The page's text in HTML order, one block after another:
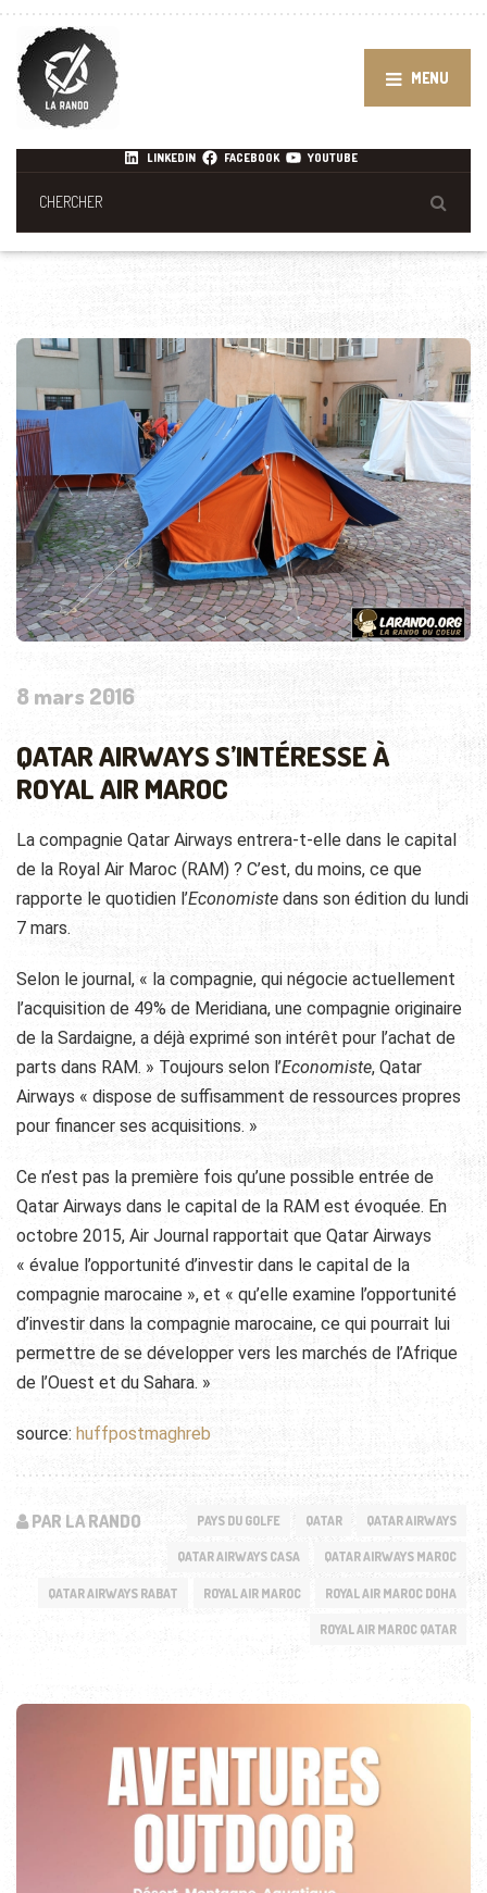
MENU
LINKEDIN FACEBOOK YOUTUBE
8 mars 2016
QATAR AIRWAYS S’INTÉRESSE À
ROYAL AIR MAROC
La compagnie Qatar Airways entrera-t-elle dans le capital
de la Royal Air Maroc (RAM) ? C’est, du moins, ce que
rapporte le quotidien l’Economiste dans son édition du lundi
7 mars.
Selon le journal, « la compagnie, qui négocie actuellement
l’acquisition de 49% de Meridiana, une compagnie originaire
de la Sardaigne, a déjà exprimé son intérêt pour l’achat de
parts dans RAM. » Toujours selon l’Economiste, Qatar
Airways « dispose de suffisamment de ressources propres
pour financer ses acquisitions. »
Ce n’est pas la première fois qu’une possible entrée de
Qatar Airways dans le capital de la RAM est évoquée. En
octobre 2015, Air Journal rapportait que Qatar Airways
« évalue l’opportunité d’investir dans le capital de la
compagnie marocaine », et « qu’elle examine l’opportunité
d’investir dans la compagnie marocaine, ce qui pourrait lui
permettre de se développer vers les marchés de l’Afrique
de l’Ouest et du Sahara. »
source: huffpostmaghreb
PAR LA RANDO PAYS DU GOLFE QATAR QATAR AIRWAYS
QATAR AIRWAYS CASA QATAR AIRWAYS MAROC
QATAR AIRWAYS RABAT ROYAL AIR MAROC ROYAL AIR MAROC DOHA
ROYAL AIR MAROC QATAR